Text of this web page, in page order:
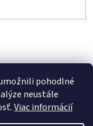
pohodlné
neustále
Viac informácií